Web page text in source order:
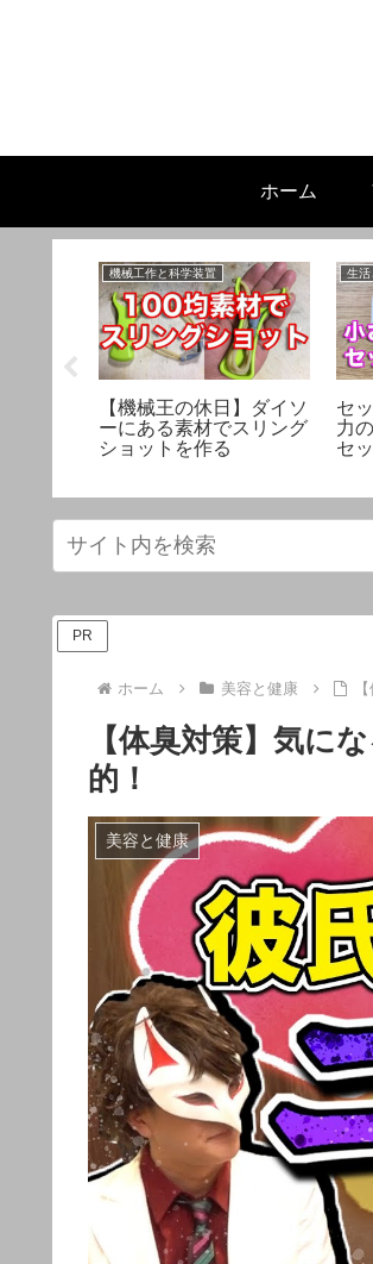
ホーム
機械工作と科学装置
【機械王の休日】ダイソ
ーにある素材でスリング
ショットを作る
生活
セ
力
セ
PR
ホーム 美容と健康
【体臭対策】気に
的！
美容と健康